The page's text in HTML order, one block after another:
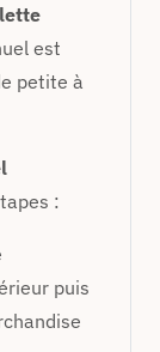
est
petite à
:
puis